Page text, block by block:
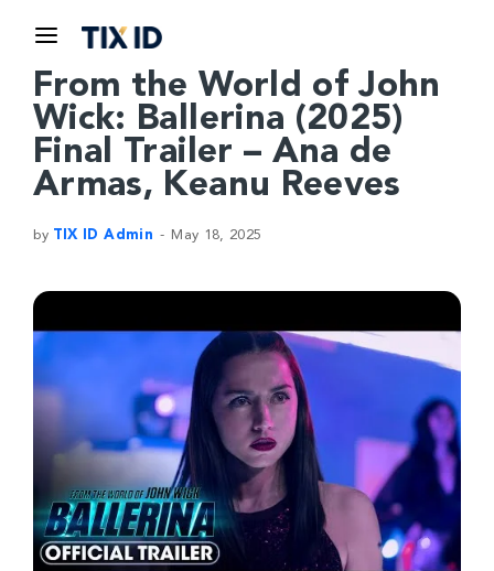
From the World of John
Wick: Ballerina (2025)
Final Trailer – Ana de
Armas, Keanu Reeves
by TIX ID Admin May 18, 2025